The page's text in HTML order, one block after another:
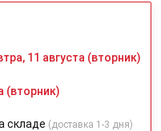
11 августа (вторник)
(вторник)
складе (доставка 1-3 дня)